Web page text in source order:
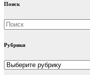
Поиск
Рубрики
Рубрики